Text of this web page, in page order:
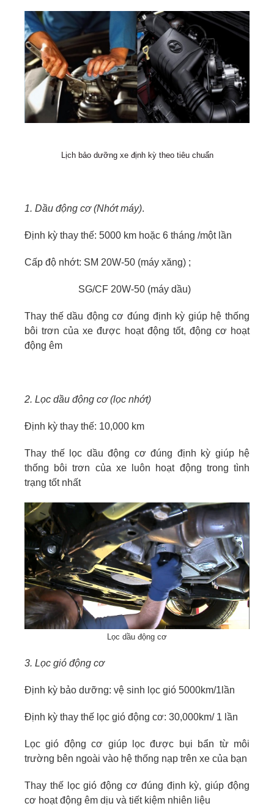
Lịch bảo dưỡng xe định kỳ theo tiêu chuẩn
1. Dầu động cơ (Nhớt máy).
Định kỳ thay thế: 5000 km hoặc 6 tháng /một lần
Cấp độ nhớt: SM 20W-50 (máy xăng) ;
SG/CF 20W-50 (máy dầu)
Thay thế dầu động cơ đúng định kỳ giúp hệ thống
bôi trơn của xe được hoạt động tốt, động cơ hoạt
động êm
2. Lọc dầu động cơ (lọc nhớt)
Định kỳ thay thế: 10,000 km
Thay thế lọc dầu động cơ đúng định kỳ giúp hệ
thống bôi trơn của xe luôn hoạt động trong tình
trạng tốt nhất
Lọc dầu động cơ
3. Lọc gió động cơ
Định kỳ bảo dưỡng: vệ sinh lọc gió 5000km/1lần
Định kỳ thay thế lọc gió động cơ: 30,000km/ 1 lần
Lọc gió động cơ giúp lọc được bụi bẩn từ môi
trường bên ngoài vào hệ thống nạp trên xe của bạn
Thay thế lọc gió động cơ đúng định kỳ, giúp động
cơ hoạt động êm dịu và tiết kiệm nhiên liệu